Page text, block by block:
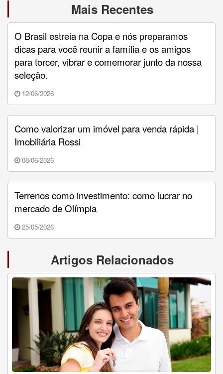
Mais Recentes
O Brasil estreia na Copa e nós preparamos
dicas para você reunir a família e os amigos
para torcer, vibrar e comemorar junto da nossa
seleção.
12/06/2026
Como valorizar um imóvel para venda rápida |
Imobiliária Rossi
08/06/2026
Terrenos como investimento: como lucrar no
mercado de Olímpia
25/05/2026
Artigos Relacionados